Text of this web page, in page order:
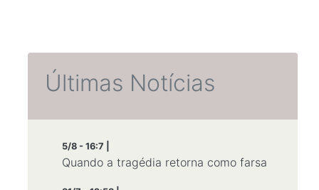
Últimas Notícias
5/8 - 16:7 |
Quando a tragédia retorna como farsa